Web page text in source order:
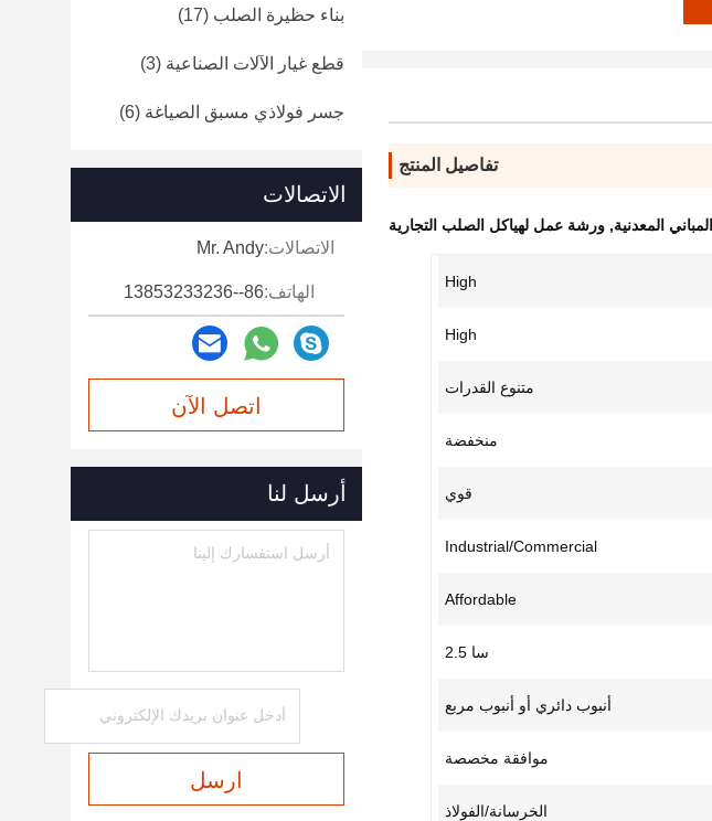
تفاصيل المنتج
المعدنية, ورشة عمل لهياكل الصلب التجارية
High
High
متنوع القدرات
منخفضة
قوي
Industrial/Commercial
Affordable
سا 2.5
أنبوب دائري أو أنبوب مربع
موافقة مخصصة
الخرسانة/الفولاذ
بناء حظيرة الصلب (17)
قطع غيار الآلات الصناعية (3)
جسر فولاذي مسبق الصياغة (6)
الاتصالات
الاتصالات:Mr. Andy
الهاتف:86--13853233236
اتصل الآن
أرسل لنا
ارسل